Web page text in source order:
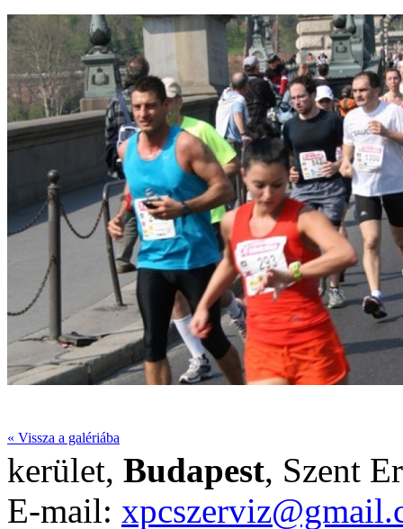
« Vissza a galériába
kerület, Budapest, Szent
E-mail: